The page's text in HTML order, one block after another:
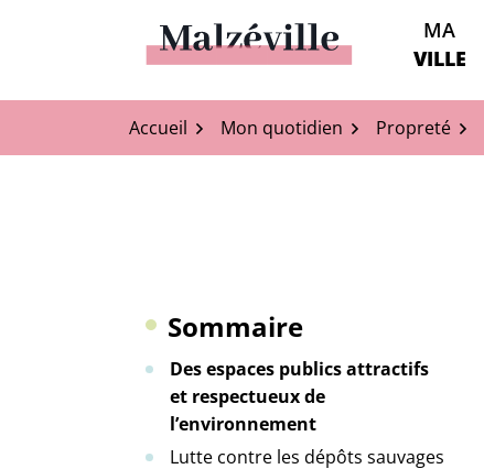
Malzéville
MA
VILLE
Accueil Mon quotidien Propreté
Sommaire
Des espaces publics attractifs
et respectueux de
l’environnement
Lutte contre les dépôts sauvages